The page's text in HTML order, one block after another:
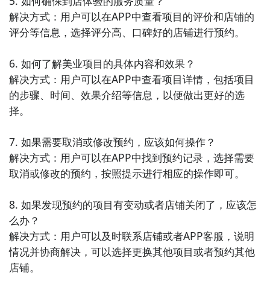
解决方式：用户可以在APP中查看项目的评价和店铺的
评分等信息，选择评分高、口碑好的店铺进行预约。
6. 如何了解美业项目的具体内容和效果？
解决方式：用户可以在APP中查看项目详情，包括项目
的步骤、时间、效果介绍等信息，以便做出更好的选
择。
7. 如果需要取消或修改预约，应该如何操作？
解决方式：用户可以在APP中找到预约记录，选择需要
取消或修改的预约，按照提示进行相应的操作即可。
8. 如果发现预约的项目有变动或者店铺关闭了，应该怎
么办？
解决方式：用户可以及时联系店铺或者APP客服，说明
情况并协商解决，可以选择更换其他项目或者预约其他
店铺。